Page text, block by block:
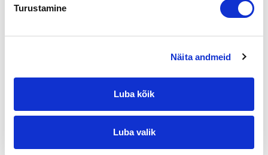
Turustamine
Näita andmeid
Luba kõik
Luba valik
Heikki Jaakkola Keijo Uotila
Seminaarin puheenjohtajana toimii yrityskummi Jaakko
13.00 Avaus, sukupolvenvaihdosten ja yrityskauppojen
kunnanjohtaja Heikki Jaakkola, Padasjoen kunta
13.15 Yrityksen vetäjä vaihtuu – Euroopan Sosiaalirahaston